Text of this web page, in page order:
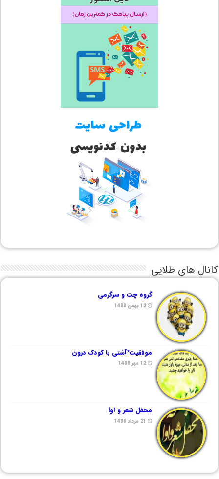
کانال های طلایی
گروه چت و سرگرمی
12 بهمن 1400
موفقیت*آشتی با کودک درون
12 مهر 1400
محفل شعر و آوا
21 مرداد 1400